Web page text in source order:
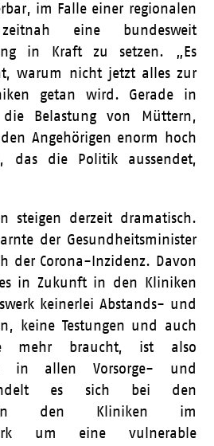
im Falle einer regionalen
zeitnah eine bundesweit
in Kraft zu setzen. „Es
warum nicht jetzt alles zur
getan wird. Gerade in
Belastung von Müttern,
Angehörigen enorm hoch
das die Politik aussendet,
steigen derzeit dramatisch.
der Gesundheitsminister
der Corona-Inzidenz. Davon
in Zukunft in den Kliniken
keinerlei Abstands- und
keine Testungen und auch
mehr braucht, ist also
in allen Vorsorge- und
es sich bei den
in den Kliniken im
um eine vulnerable